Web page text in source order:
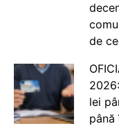
de
lei
până